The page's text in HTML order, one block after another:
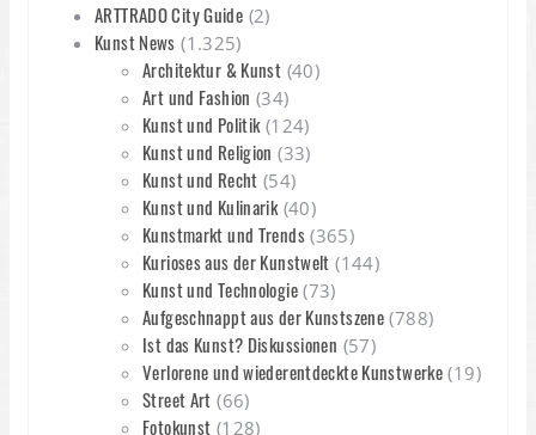
ARTTRADO City Guide (2)
Kunst News (1.325)
Architektur & Kunst (40)
Art und Fashion (34)
Kunst und Politik(124)
Kunst und Religion (33)
Kunst und Recht (54)
Kunst und Kulinarik(40)
Kunstmarkt und Trends(365)
Kurioses aus der Kunstwelt (144)
Kunst und Technologie(73)
Aufgeschnappt aus der Kunstszene (788)
Ist das Kunst? Diskussionen (57)
Verlorene und wiederentdeckte Kunstwerke (19)
Street Art (66)
Fotokunst (128)